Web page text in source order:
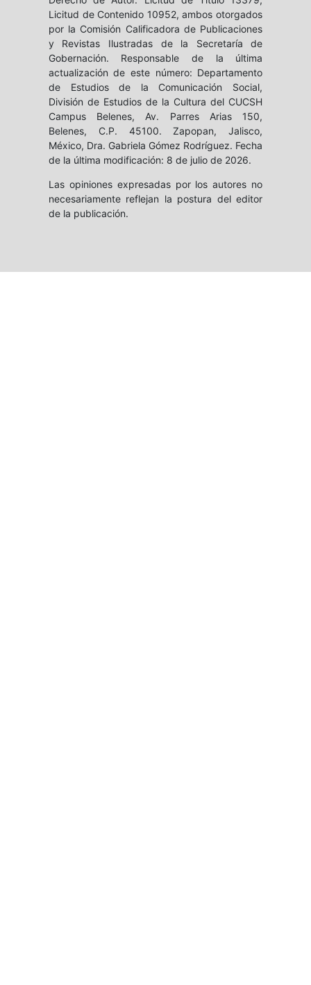
Licitud de Contenido 10952, ambos otorgados
por la Comisión Calificadora de Publicaciones
y Revistas Ilustradas de la Secretaría de
Gobernación. Responsable de la última
actualización de este número: Departamento
de Estudios de la Comunicación Social,
División de Estudios de la Cultura del CUCSH
Campus Belenes, Av. Parres Arias 150,
Belenes, C.P. 45100. Zapopan, Jalisco,
México, Dra. Gabriela Gómez Rodríguez. Fecha
de la última modificación: 8 de julio de 2026.
Las opiniones expresadas por los autores no
necesariamente reflejan la postura del editor
de la publicación.